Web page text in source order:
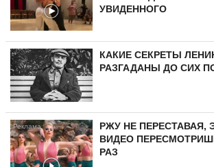
УВИДЕННОГО
КАКИЕ СЕКРЕТЫ
РАЗГАДАНЫ ДО СИХ
РЖУ НЕ ПЕРЕСТАВАЯ,
ВИДЕО
РАЗ